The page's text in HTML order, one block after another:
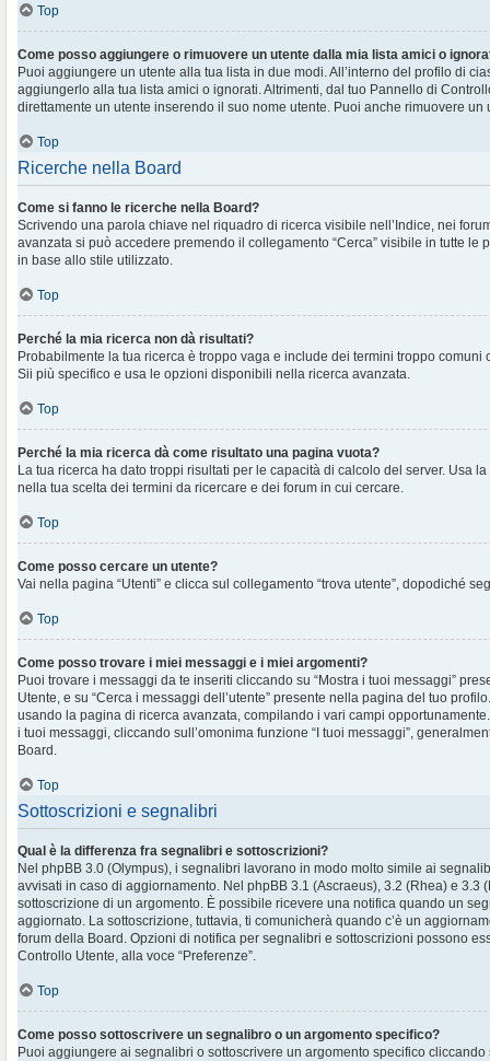
Top
Come posso aggiungere o rimuovere un utente dalla mia lista amici o
Puoi aggiungere un utente alla tua lista in due modi. All’interno del profilo di
aggiungerlo alla tua lista amici o ignorati. Altrimenti, dal tuo Pannello di
direttamente un utente inserendo il suo nome utente. Puoi anche rimuovere
Top
Ricerche nella Board
Come si fanno le ricerche nella Board?
Scrivendo una parola chiave nel riquadro di ricerca visibile nell’Indice, nei
avanzata si può accedere premendo il collegamento “Cerca” visibile in tutte le
in base allo stile utilizzato.
Top
Perché la mia ricerca non dà risultati?
Probabilmente la tua ricerca è troppo vaga e include dei termini troppo
Sii più specifico e usa le opzioni disponibili nella ricerca avanzata.
Top
Perché la mia ricerca dà come risultato una pagina vuota?
La tua ricerca ha dato troppi risultati per le capacità di calcolo del server. Usa
nella tua scelta dei termini da ricercare e dei forum in cui cercare.
Top
Come posso cercare un utente?
Vai nella pagina “Utenti” e clicca sul collegamento “trova utente”, dopodiché
Top
Come posso trovare i miei messaggi e i miei argomenti?
Puoi trovare i messaggi da te inseriti cliccando su “Mostra i tuoi messaggi”
Utente, e su “Cerca i messaggi dell’utente” presente nella pagina del tuo
usando la pagina di ricerca avanzata, compilando i vari campi
i tuoi messaggi, cliccando sull’omonima funzione “I tuoi messaggi”,
Board.
Top
Sottoscrizioni e segnalibri
Qual è la differenza fra segnalibri e sottoscrizioni?
Nel phpBB 3.0 (Olympus), i segnalibri lavorano in modo molto simile ai
avvisati in caso di aggiornamento. Nel phpBB 3.1 (Ascraeus), 3.2 (Rhea) e 3.3
sottoscrizione di un argomento. È possibile ricevere una notifica quando un
aggiornato. La sottoscrizione, tuttavia, ti comunicherà quando c’è un
forum della Board. Opzioni di notifica per segnalibri e sottoscrizioni possono
Controllo Utente, alla voce “Preferenze”.
Top
Come posso sottoscrivere un segnalibro o un argomento specifico?
Puoi aggiungere ai segnalibri o sottoscrivere un argomento specifico